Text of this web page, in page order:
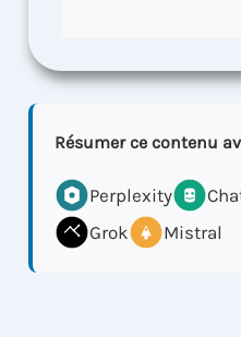
Résumer ce contenu
Perplexity
Grok
Mistral